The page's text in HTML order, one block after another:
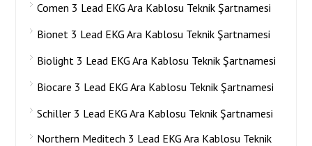
Comen 3 Lead EKG Ara Kablosu Teknik Şartnamesi
Bionet 3 Lead EKG Ara Kablosu Teknik Şartnamesi
Biolight 3 Lead EKG Ara Kablosu Teknik Şartnamesi
Biocare 3 Lead EKG Ara Kablosu Teknik Şartnamesi
Schiller 3 Lead EKG Ara Kablosu Teknik Şartnamesi
Northern Meditech 3 Lead EKG Ara Kablosu Teknik